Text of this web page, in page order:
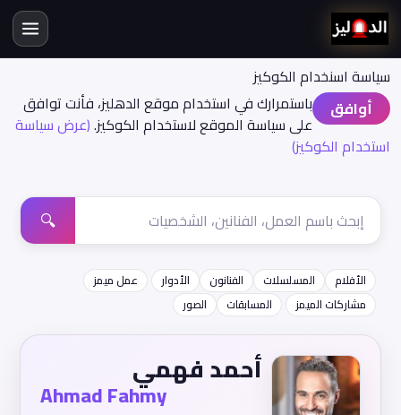
سياسة اسنخدام الكوكيز
أوافق
باستمرارك في استخدام موقع الدهليز، فأنت توافق
على سياسة الموقع لاستخدام الكوكيز.(عرض سياسة
استخدام الكوكيز)
🔍
الأفلام المسلسلات الفنانون الأدوار
عمل ميمز
مشاركات الميمز
المسابقات الصور
أحمد فهمي
Ahmad Fahmy